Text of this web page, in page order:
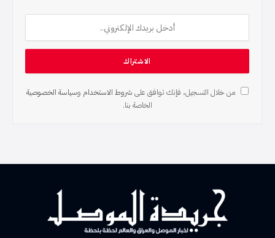
من خلال التسجيل، فإنك توافق على شروط الاستخدام وسياسة الخصوصية
الخاصة بنا.